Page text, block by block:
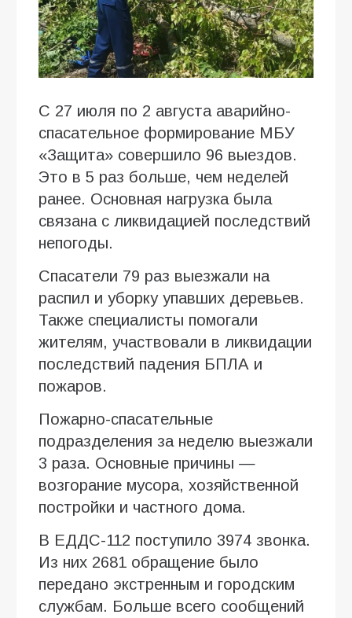
С 27 июля по 2 августа аварийно-
спасательное формирование МБУ
«Защита» совершило 96 выездов.
Это в 5 раз больше, чем неделей
ранее. Основная нагрузка была
связана с ликвидацией последствий
непогоды.
Спасатели 79 раз выезжали на
распил и уборку упавших деревьев.
Также специалисты помогали
жителям, участвовали в ликвидации
последствий падения БПЛА и
пожаров.
Пожарно-спасательные
подразделения за неделю выезжали
3 раза. Основные причины —
возгорание мусора, хозяйственной
постройки и частного дома.
В ЕДДС-112 поступило 3974 звонка.
Из них 2681 обращение было
передано экстренным и городским
службам. Больше всего сообщений